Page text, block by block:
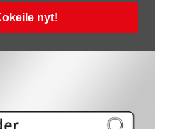
nyt!